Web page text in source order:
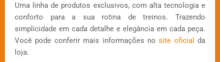
Uma linha de produtos exclusivos, com alta tecnologia e
conforto para a sua rotina de treinos. Trazendo
simplicidade em cada detalhe e elegância em cada peça.
Você pode conferir mais informações nosite oficial da
loja.